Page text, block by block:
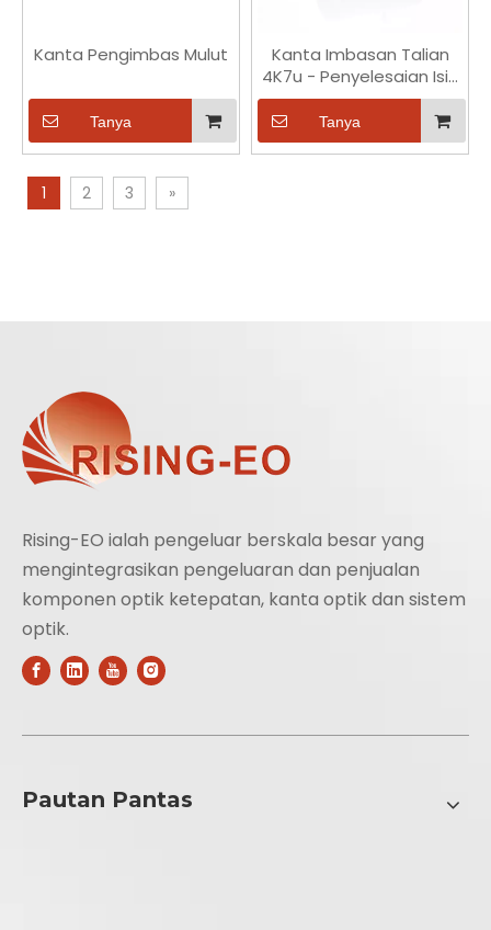
Kanta Pengimbas Mulut
Tanya
Kanta Imbasan Talian
4K7u - Penyelesaian Isih
Bijih & Mineral Berkelajuan
Tinggi
Tanya
1 2 3 »
Rising-EO ialah pengeluar berskala besar yang
mengintegrasikan pengeluaran dan penjualan
komponen optik ketepatan, kanta optik dan sistem
optik.
Pautan Pantas